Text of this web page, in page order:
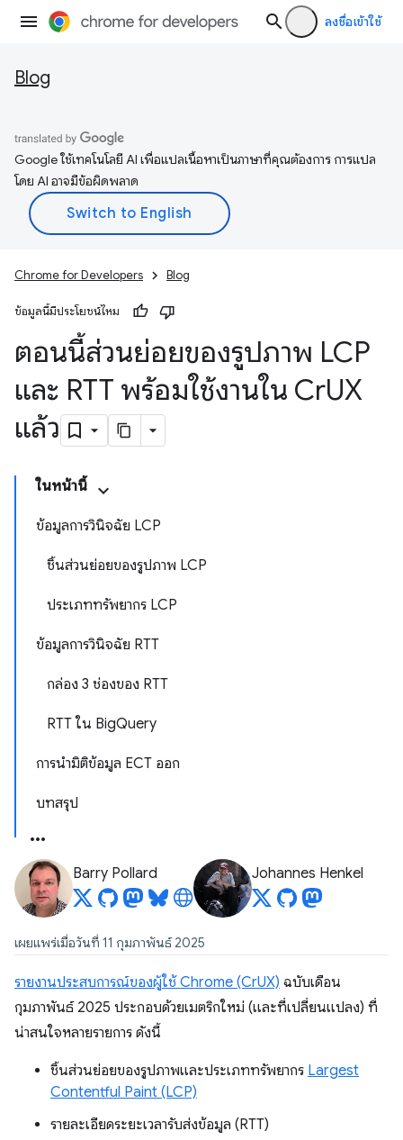
ลงชื่อเข้าใช้
Blog
Google ใช้เทคโนโลยี AI เพื่อแปลเนื้อหาเป็นภาษาที่คุณต้องการ การแปล
โดย AI อาจมีข้อผิดพลาด
Chrome for Developers Blog
ข้อมูลนี้มีประโยชน์ไหม
ตอนนี้ส่วนย่อยของรูปภาพ LCP
และ RTT พร้อมใช้งานใน CrUX
แล้ว
ในหน้านี้
ข้อมูลการวินิจฉัย LCP
ชิ้นส่วนย่อยของรูปภาพ LCP
ประเภททรัพยากร LCP
ข้อมูลการวินิจฉัย RTT
กล่อง 3 ช่องของ RTT
RTT ใน BigQuery
การนำมิติข้อมูล ECT ออก
บทสรุป
Barry Pollard Johannes Henkel
เผยแพร่เมื่อวันที่ 11 กุมภาพันธ์ 2025
รายงานประสบการณ์ของผู้ใช้ Chrome (CrUX) ฉบับเดือน
กุมภาพันธ์ 2025 ประกอบด้วยเมตริกใหม่ (และที่เปลี่ยนแปลง) ที่
น่าสนใจหลายรายการ ดังนี้
ชิ้นส่วนย่อยของรูปภาพและประเภททรัพยากร Largest
Contentful Paint (LCP)
รายละเอียดระยะเวลารับส่งข้อมูล (RTT)